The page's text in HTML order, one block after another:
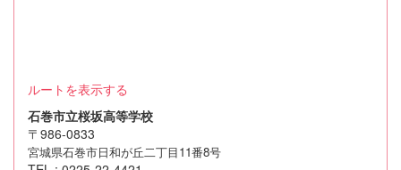
ルートを表示する
石巻市立桜坂高等学校
〒986-0833
宮城県石巻市日和が丘二丁目11番8号